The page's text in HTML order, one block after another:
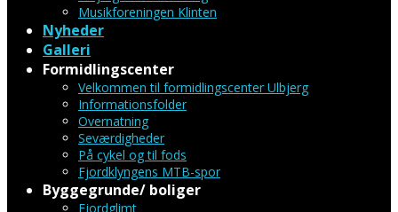
Musikforeningen Klinten
Nyheder
Galleri
Formidlingscenter
Velkommen til formidlingscenter Ulbjerg
Informationsfolder
Overnatning
Seværdigheder
På cykel og til fods
Fjordklyngens MTB-spor
Byggegrunde/ boliger
Fjordglimt